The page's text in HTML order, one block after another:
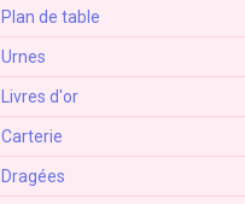
Plan de table
Urnes
Livres d'or
Carterie
Dragées